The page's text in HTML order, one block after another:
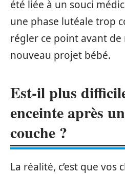
été liée à un souci
une phase lutéale trop
régler ce point avant
nouveau projet bébé.
Est-il plus
enceinte après
couche ?
La réalité, c’est que vos